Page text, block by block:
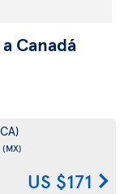
Canadá
(MX)
US $171